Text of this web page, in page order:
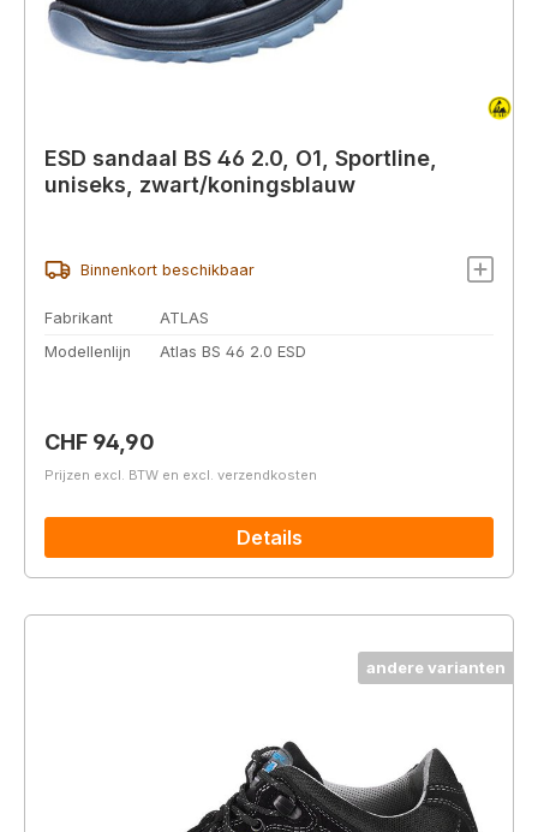
ESD sandaal BS 46 2.0, O1, Sportline,
uniseks, zwart/koningsblauw
Binnenkort beschikbaar
Fabrikant
ATLAS
Modellenlijn
Atlas BS 46 2.0 ESD
Normale prijs:
CHF 94,90
Prijzen excl. BTW en excl. verzendkosten
Details
andere varianten